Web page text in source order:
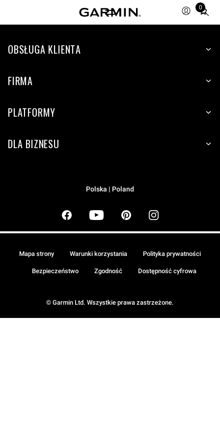
0
Total
items
cart:
OBSŁUGA KLIENTA
FIRMA
PLATFORMY
DLA BIZNESU
Polska | Poland
© Garmin Ltd. Wszystkie prawa zastrzeżone.
Mapa strony Warunki korzystania Polityka prywatności
Bezpieczeństwo Zgodność Dostępność cyfrowa